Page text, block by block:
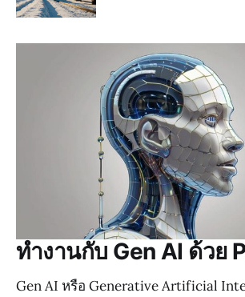
ทำงานกับ Gen AI ด้วย
Gen AI หรือ Generative Artificial